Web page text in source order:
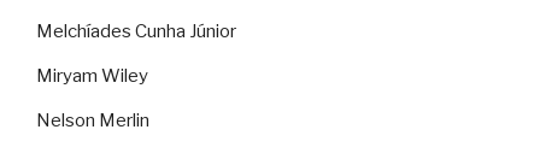
Melchíades Cunha Júnior
Miryam Wiley
Nelson Merlin